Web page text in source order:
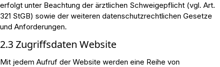
erfolgt unter Beachtung der ärztlichen Schweigepflicht (vgl. Art.
321 StGB) sowie der weiteren datenschutzrechtlichen Gesetze
und Anforderungen.
2.3 Zugriffsdaten Website
Mit jedem Aufruf der Website werden eine Reihe von